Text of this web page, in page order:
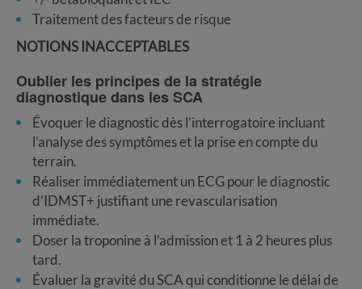
Traitement des facteurs de risque
NOTIONS INACCEPTABLES
Oublier les principes de la stratégie
diagnostique dans les SCA
Évoquer le diagnostic dès l’interrogatoire incluant
l’analyse des symptômes et la prise en compte du
terrain.
Réaliser immédiatement un ECG pour le diagnostic
d’IDMST+ justifiant une revascularisation
immédiate.
Doser la troponine à l’admission et 1 à 2 heures plus
tard.
Évaluer la gravité du SCA qui conditionne le délai de